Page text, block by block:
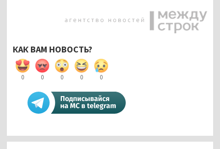
КАК ВАМ НОВОСТЬ?
0 0 0 0 0